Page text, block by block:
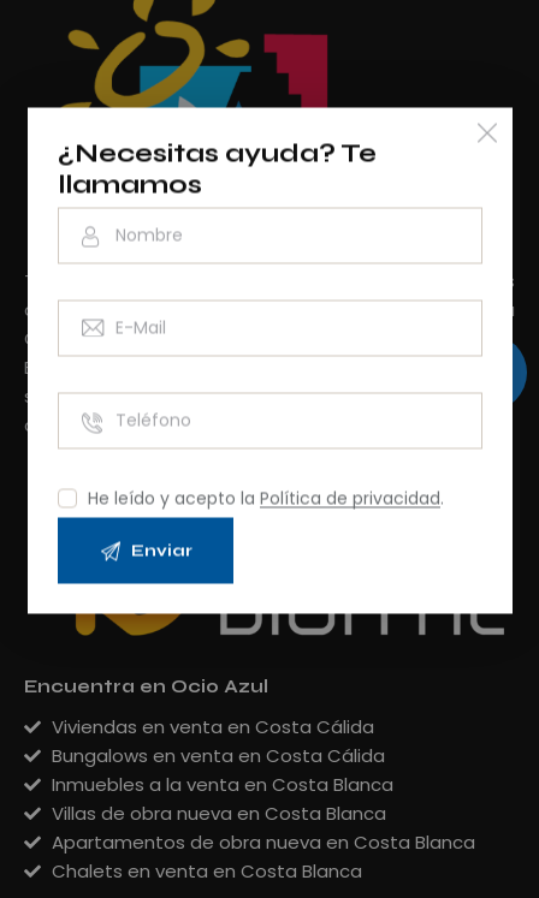
Te ofrece el mejor precio y las mejores condiciones
del mercado inmobiliario en Costa Blanca y Costa
Cálida.
Especialistas en viviendas de obra nueva: Su portfolio
se compone de las mejores promociones que
actualmente están comercializándose.
Encuentra en Ocio Azul
Viviendas en venta en Costa Cálida
Bungalows en venta en Costa Cálida
Inmuebles a la venta en Costa Blanca
Villas de obra nueva en Costa Blanca
Apartamentos de obra nueva en Costa Blanca
Chalets en venta en Costa Blanca
¿Necesitas ayuda? Te
llamamos
He leído y acepto la Política de privacidad.